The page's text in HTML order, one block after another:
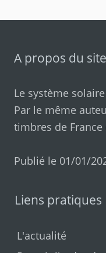
A propos du site
Le système
Par le même
timbres de
Publié le 01/01/
Liens pratiques
L'actualité